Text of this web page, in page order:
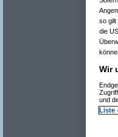
so gilt
die
Wir
und
Liste